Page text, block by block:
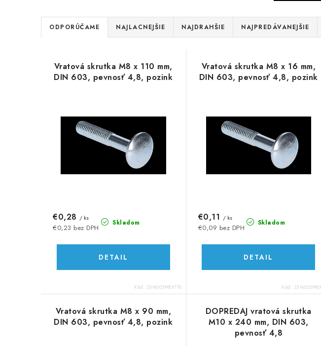
R
a
o
ODPORÚČAME NAJLACNEJŠIE NAJDRAHŠIE NAJPREDÁVANEJŠIE
v
Vratová skrutka M8 x 110 mm,
DIN 603, pevnosť 4,8, pozink
Skladom
€0,23 bez DPH
€0,28 / ks
DETAIL
Kód: DIN603M8X110
Vratová skrutka M8 x 16 mm,
DIN 603, pevnosť 4,8, pozink
Skladom
€0,09 bez DPH
€0,11 / ks
DETAIL
Kód:
Vratová skrutka M8 x 90 mm,
DIN 603, pevnosť 4,8, pozink
DOPREDAJ vratová skrutka
M10 x 240 mm, DIN 603,
pevnosť 4,8